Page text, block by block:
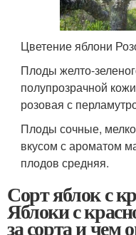
Цветение яблони
Плоды желто-
полупрозрачной
розовая с
Плоды сочные,
вкусом с ароматом
плодов средняя.
Сорт яблок с
Яблоки с
за сорта и